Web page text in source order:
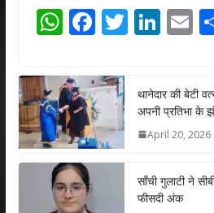
W
at
s
A
p
p
F
e
b
o
o
T
er
Li
e
dI
E
l
थानेदार की बेटी
अपनी प्रतिभा के
April 20, 2026
साँची गुलाटी ने
फीसदी अंक